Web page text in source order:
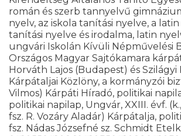
román és szerb tannyelvű
nyelv, az iskola tanítási nyelve, a
tanítási nyelve és irodalma, latin
ungvári Iskolán Kívüli Népművelési
Országos Magyar Sajtókamara
Horváth Lajos (Budapest) és
Kárpátaljai Közlöny, a kormányzói
Vilmos) Kárpáti Híradó, politikai
politikai napilap, Ungvár, XXIII. évf.
fsz. R. Vozáry Aladár) Kárpátalja,
fsz. Nádas Józsefné sz. Schmidt